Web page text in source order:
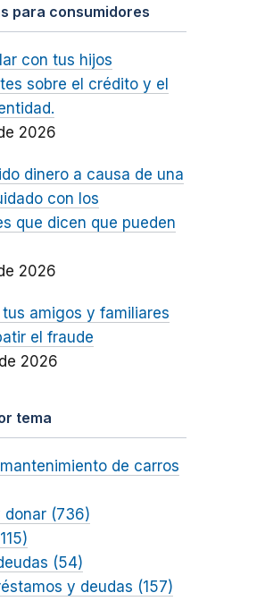
para consumidores
con tus hijos
sobre el crédito y el
2026
dinero a causa de una
con los
que dicen que pueden
2026
tus amigos y familiares
el fraude
2026
tema
de carros
donar (736)
(54)
y deudas (157)